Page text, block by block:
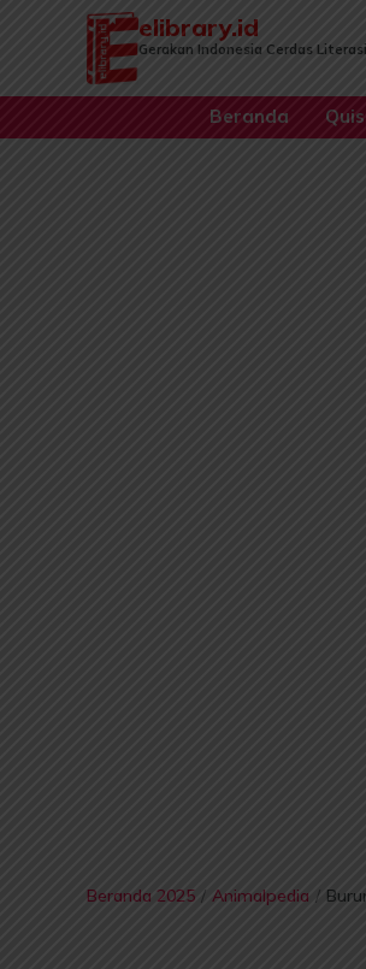
elibrary.id
Gerakan Indonesia Cerdas Literasi
Beranda
Beranda 2025 / Animalpedia /